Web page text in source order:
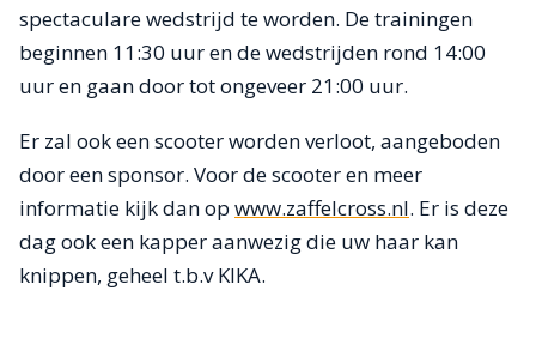
spectaculare wedstrijd te worden. De trainingen
beginnen 11:30 uur en de wedstrijden rond 14:00
uur en gaan door tot ongeveer 21:00 uur.
Er zal ook een scooter worden verloot, aangeboden
door een sponsor. Voor de scooter en meer
informatie kijk dan op www.zaffelcross.nl. Er is deze
dag ook een kapper aanwezig die uw haar kan
knippen, geheel t.b.v KIKA.